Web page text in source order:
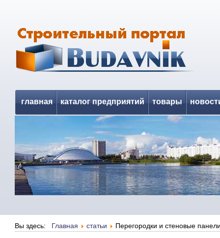
главная каталог предприятий товары
Вы здесь: Главная статьи Перегородки и стеновые